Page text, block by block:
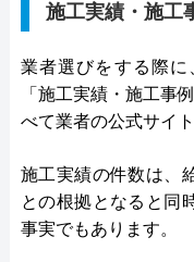
施工実績・施工
業者選びをする際
「施工実績・施工事
べて業者の公式サイ
施工実績の件数は、
との根拠となると同
事実でもあります。